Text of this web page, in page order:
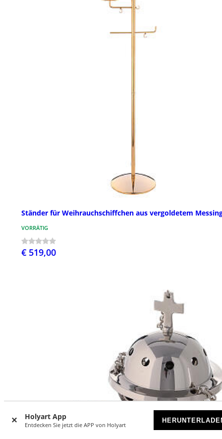
Holyart App
Entdecken Sie jetzt die APP von Holyart
Ständer für Weihrauchschiffchen aus vergoldetem
VORRÄTIG
€ 519,00